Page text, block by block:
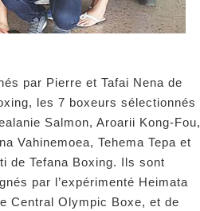
par Pierre et Tafai Nena de
les 7 boxeurs sélectionnés
Salmon, Aroarii Kong-Fou,
Vahinemoea, Tehema Tepa et
de Tefana Boxing. Ils sont
par l’expérimenté Heimata
Central Olympic Boxe, et de